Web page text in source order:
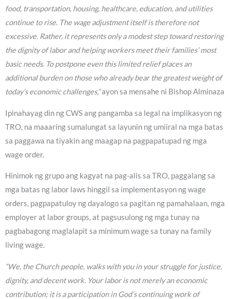
food, transportation, housing, healthcare, education, and utilities
continue to rise. The wage adjustment itself is therefore not
excessive. Rather, it represents only a modest step toward restoring
the dignity of labor and helping workers meet their families’ most
basic needs. To postpone even this limited relief places an
additional burden on those who already bear the greatest weight of
today’s economic challenges,”ayon sa mensahe ni Bishop Alminaza
Ipinahayag din ng CWS ang pangamba sa legal na implikasyon ng
TRO, na maaaring sumalungat sa layunin ng umiiral na mga batas
sa paggawa na tiyakin ang maagap na pagpapatupad ng mga
wage order.
Hinimok ng grupo ang kagyat na pag-alis sa TRO, paggalang sa
mga batas ng labor laws hinggil sa implementasyon ng wage
orders, pagpapatuloy ng dayalogo sa pagitan ng pamahalaan, mga
employer at labor groups, at pagsusulong ng mga tunay na
pagbabagong maglalapit sa minimum wage sa tunay na family
living wage.
“We, the Church people, walks with you in your struggle for justice,
dignity, and decent work. Your labor is not merely an economic
contribution; it is a participation in God’s continuing work of